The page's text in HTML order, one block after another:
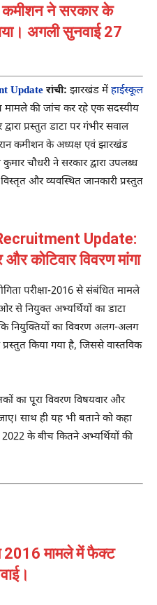
कमीशन ने सरकार के
अगली सुनवाई 27
Update रांची: झारखंड मेंहाईस्कूल
मामले की जांच कर रहे एक सदस्यीय
प्रस्तुत डाटा पर गंभीर सवाल
कमीशन के अध्यक्ष एवं झारखंड
चौधरी ने सरकार द्वारा उपलब्ध
और व्यवस्थित जानकारी प्रस्तुत
Update:
और कोटिवार विवरण मांगा
परीक्षा-2016 से संबंधित मामले
से नियुक्त अभ्यर्थियों का डाटा
नियुक्तियों का विवरण अलग-अलग
किया गया है, जिससे वास्तविक
का पूरा विवरण विषयवार और
साथ ही यह भी बताने को कहा
के बीच कितने अभ्यर्थियों की
2016 मामले में फैक्ट